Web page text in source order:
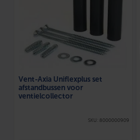
Vent-Axia Uniflexplus set
afstandbussen voor
ventielcollector
SKU: 8000000909